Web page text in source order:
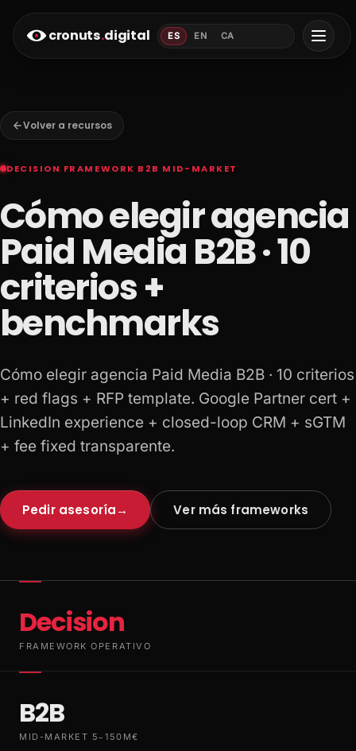
cronuts.digital ES EN CA
Volver a recursos
DECISION FRAMEWORK B2B MID-MARKET
Cómo elegir agencia
Paid Media B2B · 10
criterios +
benchmarks
Cómo elegir agencia Paid Media B2B · 10 criterios
+ red flags + RFP template. Google Partner cert +
LinkedIn experience + closed-loop CRM + sGTM
+ fee fixed transparente.
Pedir asesoría→ Ver más frameworks
Decision
FRAMEWORK OPERATIVO
B2B
MID-MARKET 5–150M€